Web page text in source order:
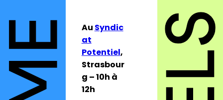
Au Syndic
at
Potentiel,
Strasbour
g – 10h à
12h